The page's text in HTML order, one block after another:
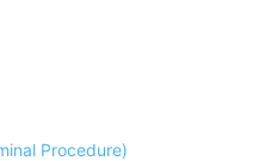
Procedure)